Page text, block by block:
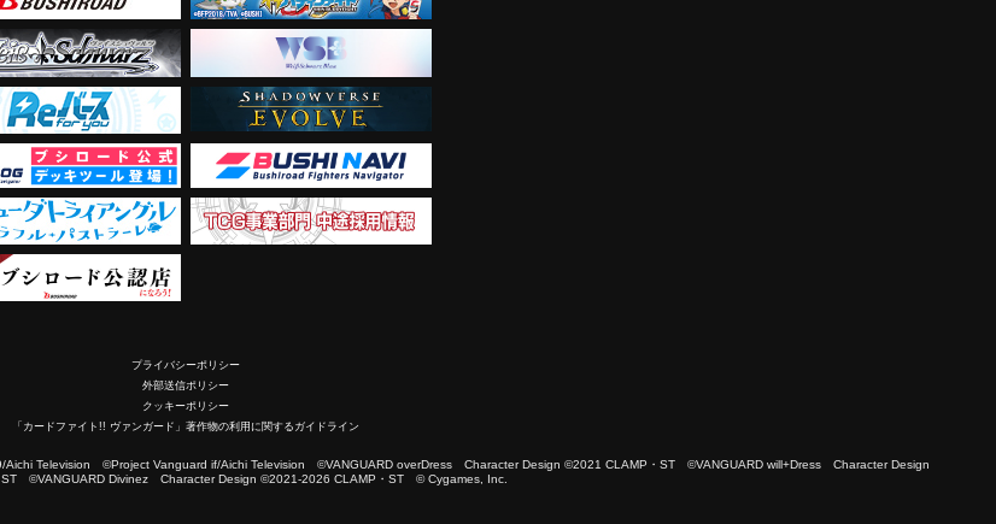
プライバシーポリシー
外部送信ポリシー
クッキーポリシー
「カードファイト!! ヴァンガード」著作物の利用に関するガイドライン
Television ©Project Vanguard if/Aichi Television ©VANGUARD overDress Character Design ©2021 CLAMP・ST ©VANGUARD will+Dress Character Design
©VANGUARD Divinez Character Design ©2021-2026 CLAMP・ST © Cygames, Inc.